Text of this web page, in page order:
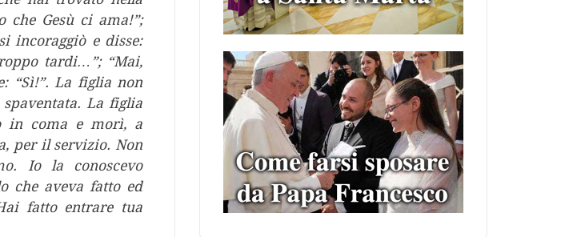
che Gesù ci ama!”;
incoraggiò e disse:
tardi…”; “Mai,
“Sì!”. La figlia non
La figlia
in coma e morì, a
per il servizio. Non
Io la conoscevo
che aveva fatto ed
fatto entrare tua